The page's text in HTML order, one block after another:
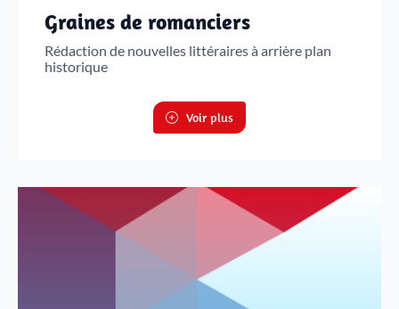
Graines de romanciers
Rédaction de nouvelles littéraires à arrière plan
historique
Voir plus